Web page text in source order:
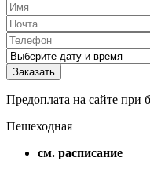
Предоплата на сайте при
Пешеходная
см. расписание